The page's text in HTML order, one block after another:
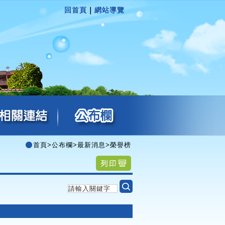
回首頁 網站導覽
首頁>公布欄>最新消息>榮譽榜